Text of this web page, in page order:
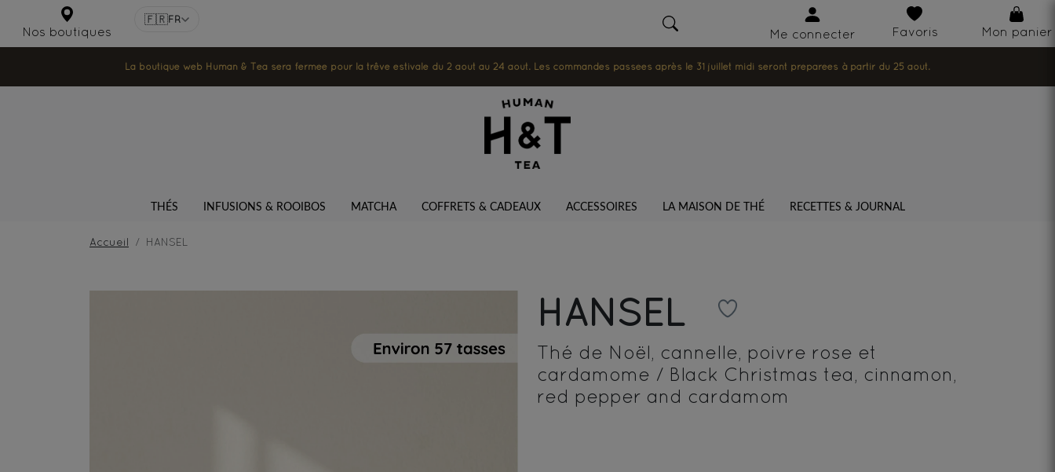
Nos boutiques
🇫🇷FR
Me connecter Favoris Mon panier
La boutique web Human & Tea sera fermée pour la trêve estivale du 2 août au 24 août. Les commandes passées après le 31 juillet midi seront préparées à partir du 25 août.
THÉS INFUSIONS & ROOIBOS MATCHA COFFRETS & CADEAUX ACCESSOIRES LA MAISON DE THÉ RECETTES & JOURNAL
Accueil HANSEL
HANSEL
Thé de Noël, cannelle, poivre rose et
cardamome / Black Christmas tea, cinnamon,
red pepper and cardamom